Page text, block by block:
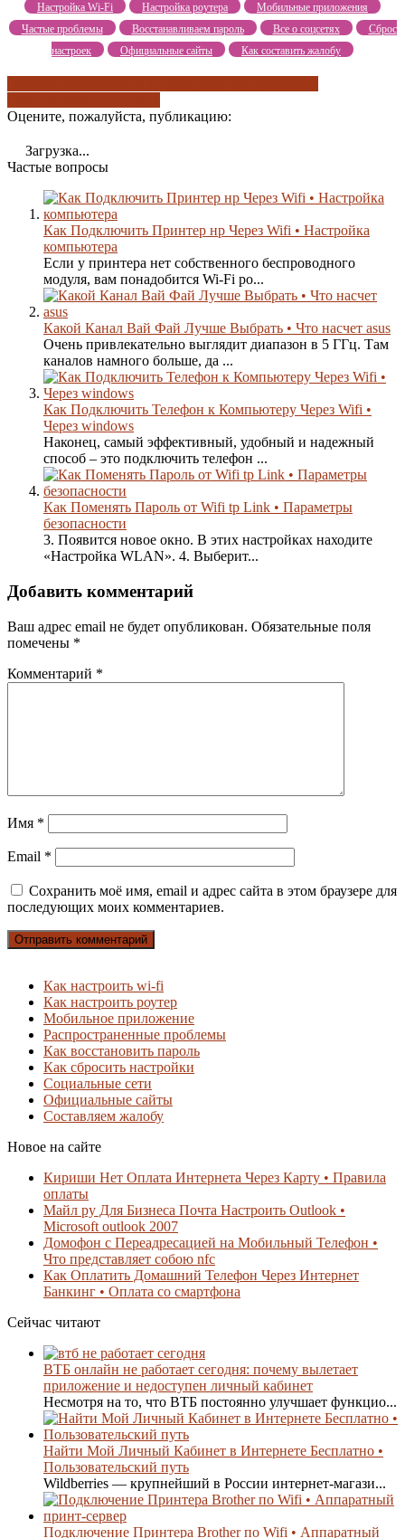
Настройка Wi-Fi Настройка роутера
Мобильные приложения
Частые проблемы
Восстанавливаем пароль Все о соцсетях
Сброс
настроек
Официальные сайты Как составить жалобу
Оцените, пожалуйста, публикацию:
Загрузка...
Частые вопросы
Как Подключить Принтер нр Через Wifi • Настройка
компьютера
Если у принтера нет собственного беспроводного
модуля, вам понадобится Wi-Fi ро...
Какой Канал Вай Фай Лучше Выбрать • Что насчет asus
Очень привлекательно выглядит диапазон в 5 ГГц. Там
каналов намного больше, да ...
Как Подключить Телефон к Компьютеру Через Wifi •
Через windows
Наконец, самый эффективный, удобный и надежный
способ – это подключить телефон ...
Как Поменять Пароль от Wifi tp Link • Параметры
безопасности
3. Появится новое окно. В этих настройках находите
«Настройка WLAN». 4. Выберит...
Добавить комментарий
Ваш адрес email не будет опубликован. Обязательные поля
помечены *
Комментарий *
Имя *
Email *
Сохранить моё имя, email и адрес сайта в этом браузере для
последующих моих комментариев.
Как настроить wi-fi
Как настроить роутер
Мобильное приложение
Распространенные проблемы
Как восстановить пароль
Как сбросить настройки
Социальные сети
Официальные сайты
Составляем жалобу
Новое на сайте
Кириши Нет Оплата Интернета Через Карту • Правила
оплаты
Майл ру Для Бизнеса Почта Настроить Outlook •
Microsoft outlook 2007
Домофон с Переадресацией на Мобильный Телефон •
Что представляет собою nfc
Как Оплатить Домашний Телефон Через Интернет
Банкинг • Оплата со смартфона
Сейчас читают
ВТБ онлайн не работает сегодня: почему вылетает
приложение и недоступен личный кабинет
Несмотря на то, что ВТБ постоянно улучшает функцио...
Найти Мой Личный Кабинет в Интернете Бесплатно •
Пользовательский путь
Wildberries — крупнейший в России интернет-магази...
Подключение Принтера Brother по Wifi • Аппаратный